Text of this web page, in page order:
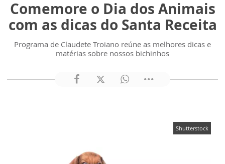
Comemore o Dia dos Animais
com as dicas do Santa Receita
Programa de Claudete Troiano reúne as melhores dicas e
matérias sobre nossos bichinhos
Shutterstock